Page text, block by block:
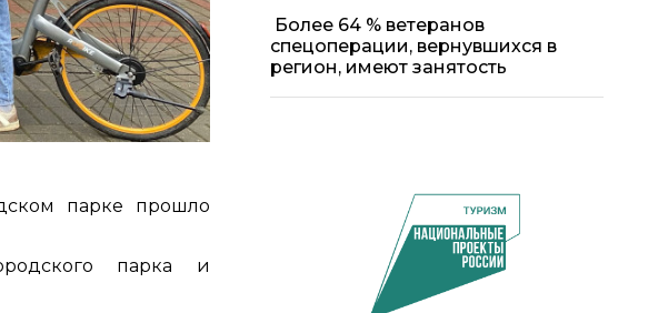
парке прошло
парка и
Более 64 % ветеранов
спецоперации, вернувшихся в
регион, имеют занятость